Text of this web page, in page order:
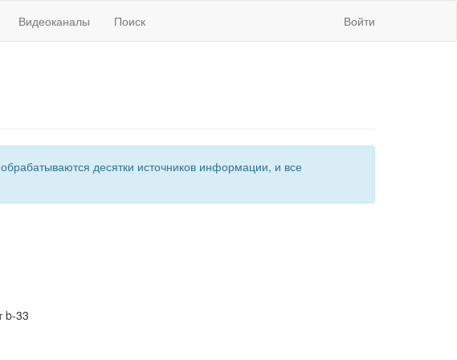
Видеоканалы Поиск Войти
обрабатываются десятки источников информации, и все